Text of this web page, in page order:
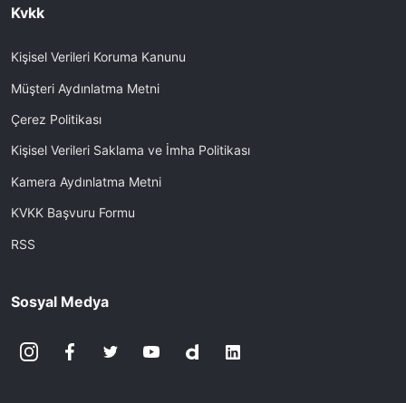
Kvkk
Kişisel Verileri Koruma Kanunu
Müşteri Aydınlatma Metni
Çerez Politikası
Kişisel Verileri Saklama ve İmha Politikası
Kamera Aydınlatma Metni
KVKK Başvuru Formu
RSS
Sosyal Medya